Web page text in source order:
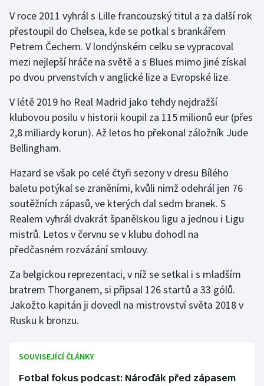
Jezdectví
Judo
Lezení
Lyže a snowboard
Moderní pětiboj
Motorsport
Olympijské hry
Plavání
Plážový volejbal
Rychlobruslení
V roce 2011 vyhrál s Lille francouzský titul a za další rok
přestoupil do Chelsea, kde se potkal s brankářem
Petrem Čechem. V londýnském celku se vypracoval
mezi nejlepší hráče na světě a s Blues mimo jiné získal
po dvou prvenstvích v anglické lize a Evropské lize.
V létě 2019 ho Real Madrid jako tehdy nejdražší
klubovou posilu v historii koupil za 115 milionů eur (přes
2,8 miliardy korun). Až letos ho překonal záložník Jude
Bellingham.
Hazard se však po celé čtyři sezony v dresu Bílého
baletu potýkal se zraněními, kvůli nimž odehrál jen 76
soutěžních zápasů, ve kterých dal sedm branek. S
Realem vyhrál dvakrát španělskou ligu a jednou i Ligu
mistrů. Letos v červnu se v klubu dohodl na
předčasném rozvázání smlouvy.
Za belgickou reprezentaci, v níž se setkal i s mladším
bratrem Thorganem, si připsal 126 startů a 33 gólů.
Jakožto kapitán ji dovedl na mistrovství světa 2018 v
Rusku k bronzu.
SOUVISEJÍCÍ ČLÁNKY
Fotbal fokus podcast: Nároďák před zápasem